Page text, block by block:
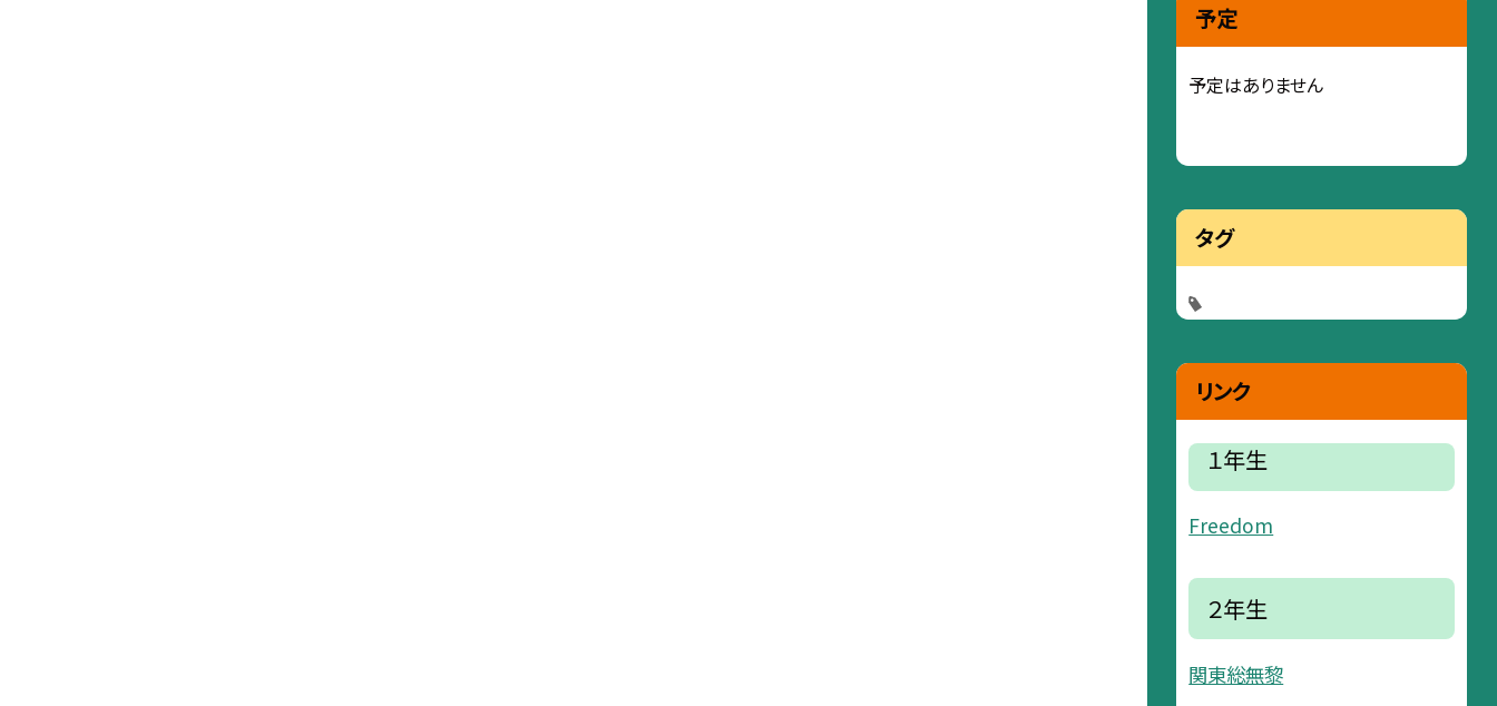
予定
予定はありません
タグ
リンク
１年生
Freedom
２年生
関東総無黎